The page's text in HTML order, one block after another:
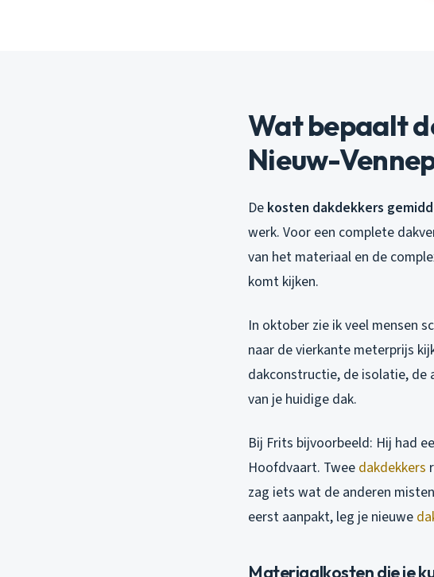
Wat bepaalt
Nieuw-
De kosten dakdekkers
werk. Voor een complete
van het materiaal en de
komt kijken.
In oktober zie ik veel mensen
naar de vierkante meterprijs
dakconstructie, de isolatie, de
van je huidige dak.
Bij Frits bijvoorbeeld: Hij had
Hoofdvaart. Twee dakdekkers
zag iets wat de anderen
eerst aanpakt, leg je nieuwe
Materiaalkosten die je